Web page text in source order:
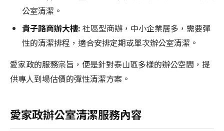
公室清潔。
貴子路商辦大樓: 社區型商辦，中小企業居多，需要彈
性的清潔排程，適合安排定期或單次辦公室清潔。
愛家政的服務宗旨，便是針對泰山區多樣的辦公空間，提
供專人到場估價的彈性清潔方案。
愛家政辦公室清潔服務內容